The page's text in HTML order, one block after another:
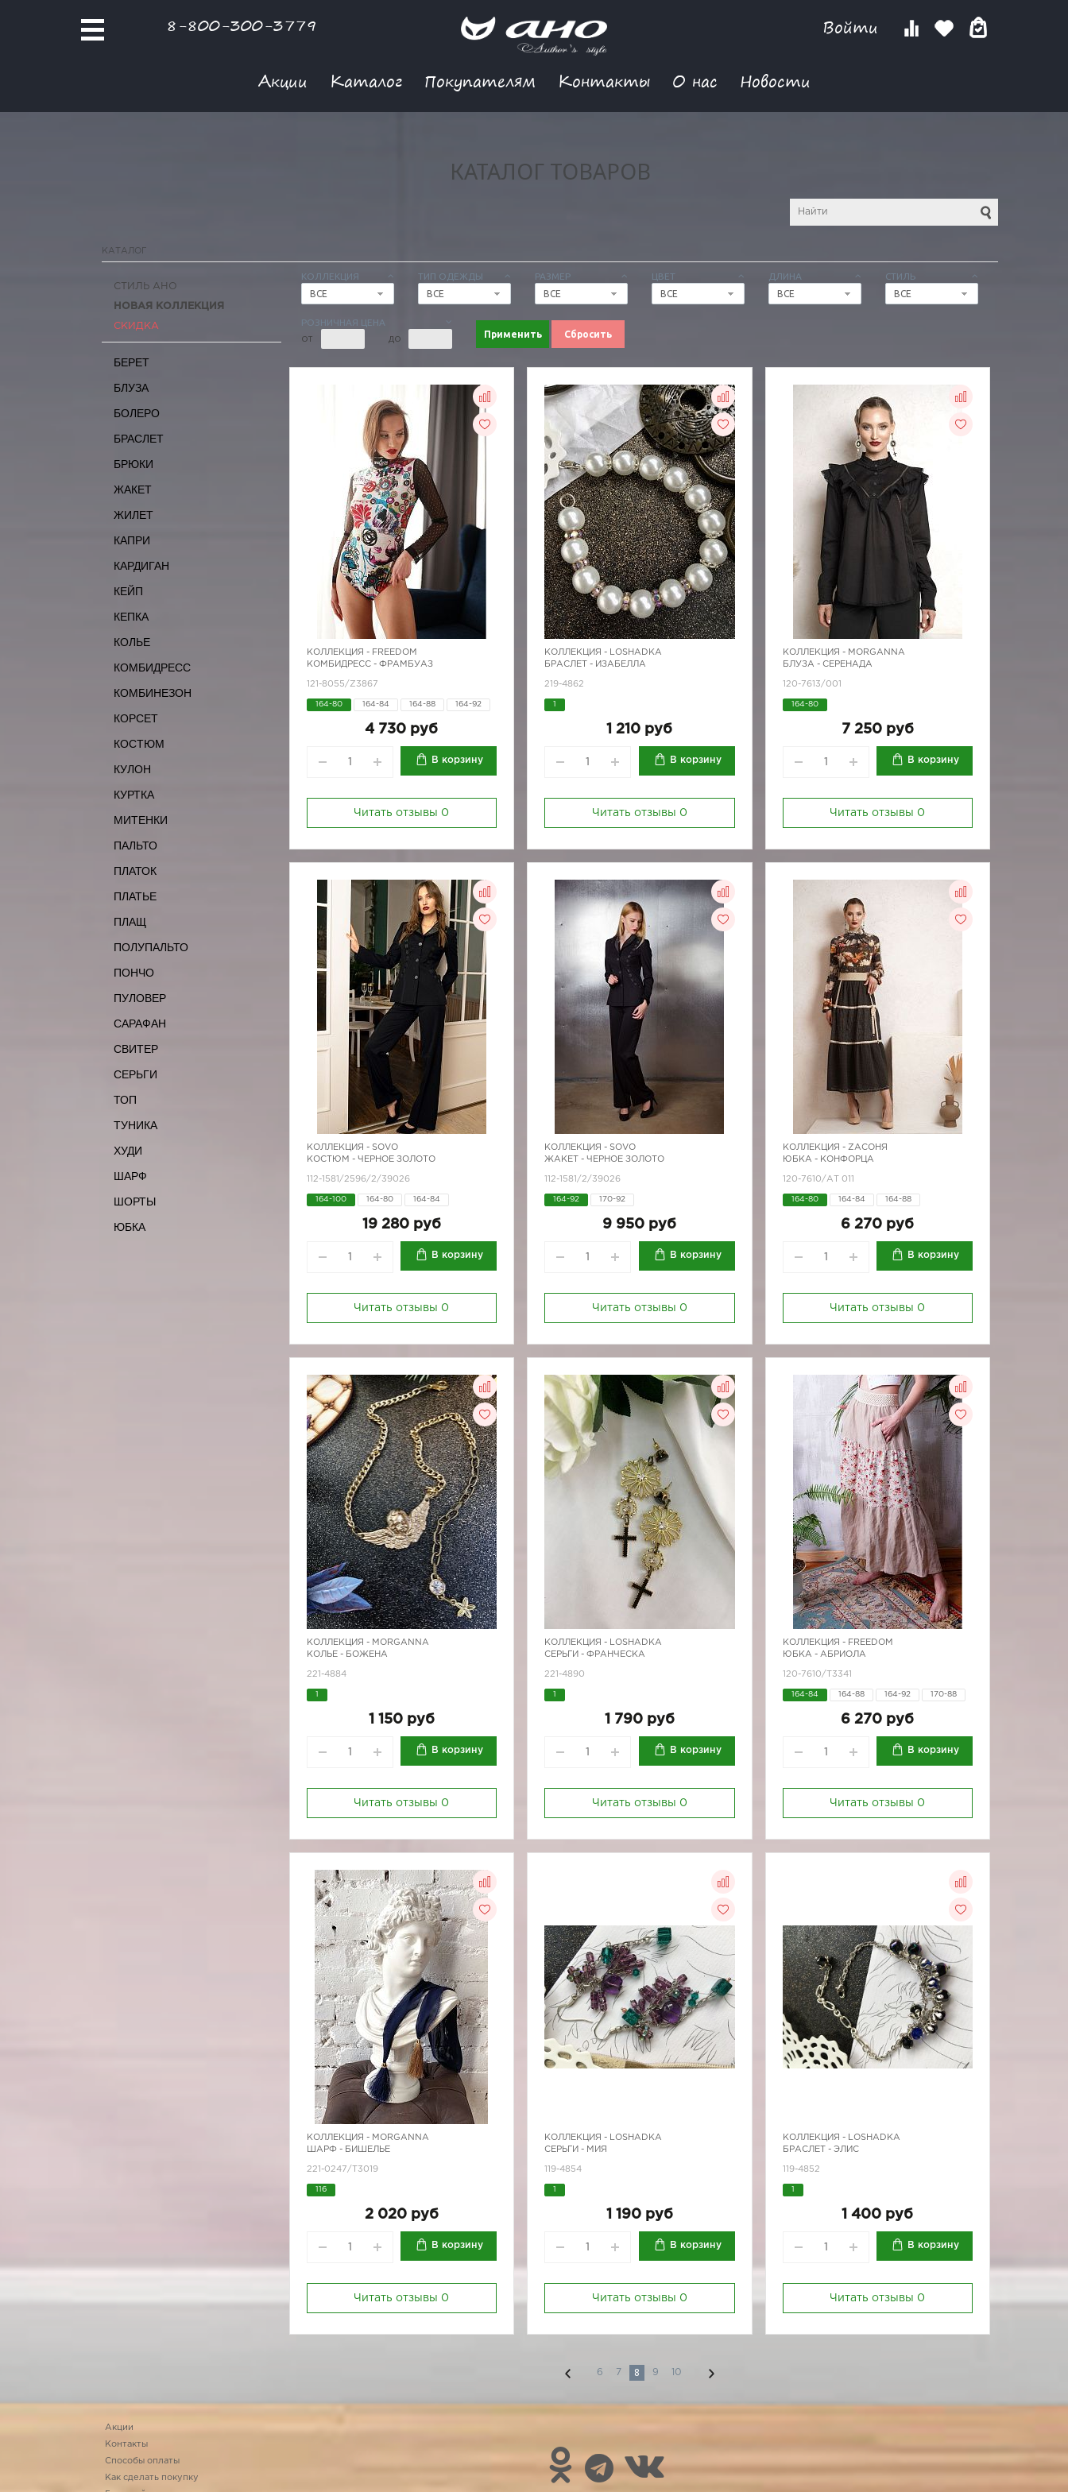
8-800-300-3779 Войти
Акции Каталог Покупателям Контакты О нас Новости
КАТАЛОГ ТОВАРОВ
КАТАЛОГ
КОЛЛЕКЦИЯ
ВСЕ
ТИП ОДЕЖДЫ
ВСЕ
РАЗМЕР
ВСЕ
ЦВЕТ
ВСЕ
ДЛИНА
ВСЕ
СТИЛЬ
ВСЕ
РОЗНИЧНАЯ ЦЕНА
ОТ ДО Применить Сбросить
СТИЛЬ АНО
НОВАЯ КОЛЛЕКЦИЯ
СКИДКА
БЕРЕТ
БЛУЗА
БОЛЕРО
БРАСЛЕТ
БРЮКИ
ЖАКЕТ
ЖИЛЕТ
КАПРИ
КАРДИГАН
КЕЙП
КЕПКА
КОЛЬЕ
КОМБИДРЕСС
КОМБИНЕЗОН
КОРСЕТ
КОСТЮМ
КУЛОН
КУРТКА
МИТЕНКИ
ПАЛЬТО
ПЛАТОК
ПЛАТЬЕ
ПЛАЩ
ПОЛУПАЛЬТО
ПОНЧО
ПУЛОВЕР
САРАФАН
СВИТЕР
СЕРЬГИ
ТОП
ТУНИКА
ХУДИ
ШАРФ
ШОРТЫ
ЮБКА
КОЛЛЕКЦИЯ - FREEDOM
КОМБИДРЕСС - ФРАМБУАЗ
121-8055/Z3867
164-80 164-84 164-88 164-92
4 730 руб
В корзину
Читать отзывы 0
КОЛЛЕКЦИЯ - LOSHADKA
БРАСЛЕТ - ИЗАБЕЛЛА
219-4862
1 210 руб
В корзину
Читать отзывы 0
КОЛЛЕКЦИЯ - MORGANNA
БЛУЗА - СЕРЕНАДА
120-7613/001
164-80
7 250 руб
В корзину
Читать отзывы 0
КОЛЛЕКЦИЯ - SOVO
КОСТЮМ - ЧЕРНОЕ ЗОЛОТО
112-1581/2596/2/39026
164-100 164-80 164-84
19 280 руб
В корзину
Читать отзывы 0
КОЛЛЕКЦИЯ -SOVO
ЖАКЕТ - ЧЕРНОЕ ЗОЛОТО
112-1581/2/39026
164-92 170-92
9 950 руб
В корзину
Читать отзывы 0
КОЛЛЕКЦИЯ - ZAСОНЯ
ЮБКА - КОНФОРЦА
120-7610/АТ 011
164-80 164-84 164-88
6 270 руб
В корзину
Читать отзывы 0
КОЛЛЕКЦИЯ - MORGANNA
КОЛЬЕ - БОЖЕНА
221-4884
1 150 руб
В корзину
Читать отзывы 0
КОЛЛЕКЦИЯ - LOSHADKA
СЕРЬГИ - ФРАНЧЕСКА
221-4890
1 790 руб
В корзину
Читать отзывы 0
КОЛЛЕКЦИЯ - FREEDOM
ЮБКА - АБРИОЛА
120-7610/Т3341
164-84 164-88 164-92 170-88
6 270 руб
В корзину
Читать отзывы 0
КОЛЛЕКЦИЯ - MORGANNA
ШАРФ - БИШЕЛЬЕ
221-0247/Т3019
116
2 020 руб
В корзину
Читать отзывы 0
КОЛЛЕКЦИЯ - LOSHADKA
СЕРЬГИ - МИЯ
119-4854
1 190 руб
В корзину
Читать отзывы 0
КОЛЛЕКЦИЯ - LOSHADKA
БРАСЛЕТ - ЭЛИС
119-4852
1 400 руб
В корзину
Читать отзывы 0
6 7 8 9 10
Акции
Контакты
Способы оплаты
Как сделать покупку